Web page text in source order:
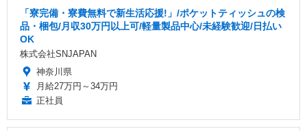
「寮完備・寮費無料で新生活応援!」/ポケットティッシュの検
品・梱包/月収30万円以上可/軽量製品中心/未経験歓迎/日払い
OK
株式会社SNJAPAN
神奈川県
月給27万円～34万円
正社員